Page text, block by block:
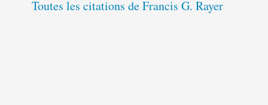
Toutes les citations de Francis G. Rayer